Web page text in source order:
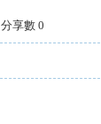
分享數 0